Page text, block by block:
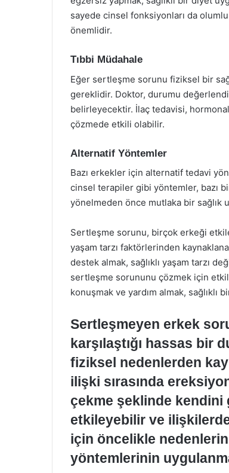
sayede cinsel fonksiyonları da
önemlidir.
Tıbbi Müdahale
Eğer sertleşme sorunu fiziksel bir
gereklidir. Doktor, durumu
belirleyecektir. İlaç tedavisi,
çözmede etkili olabilir.
Alternatif Yöntemler
Bazı erkekler için alternatif tedavi
cinsel terapiler gibi yöntemler, bazı
yönelmeden önce mutlaka bir sağlık
Sertleşme sorunu, birçok erkeği
yaşam tarzı faktörlerinden
destek almak, sağlıklı yaşam tarzı
sertleşme sorununu çözmek için
konuşmak ve yardım almak, sağlıklı
Sertleşmeyen erkek
karşılaştığı hassas bir
fiziksel nedenlerden
ilişki sırasında
çekme şeklinde
etkileyebilir ve
için öncelikle nedenlerin
yöntemlerinin